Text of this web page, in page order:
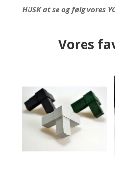
HUSK at se og følg vores
Vores